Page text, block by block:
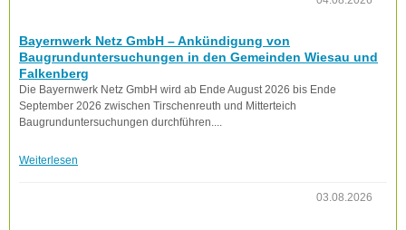
Bayernwerk Netz GmbH – Ankündigung von
Baugrunduntersuchungen in den Gemeinden Wiesau und
Falkenberg
Die Bayernwerk Netz GmbH wird ab Ende August 2026 bis Ende
September 2026 zwischen Tirschenreuth und Mitterteich
Baugrunduntersuchungen durchführen....
Weiterlesen
03.08.2026